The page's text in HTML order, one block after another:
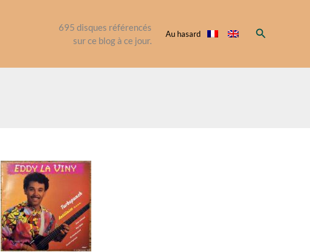
695 disques référencés
sur ce blog à ce jour.
Au hasard Rechercher